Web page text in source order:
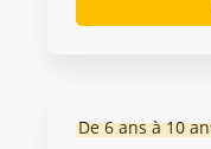
De 6 ans à 10